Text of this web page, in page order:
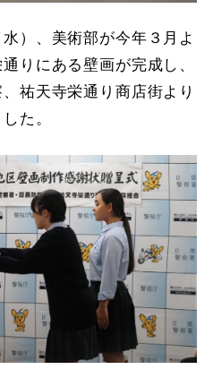
）、美術部が今年３月よ
りにある壁画が完成し、
祐天寺栄通り商店街より
た。